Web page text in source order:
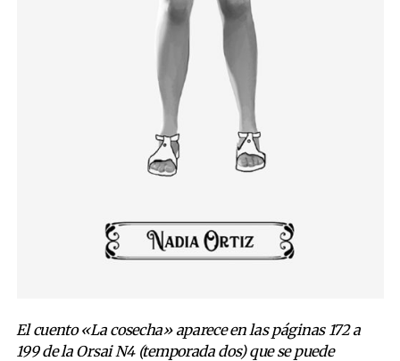
El cuento «La cosecha» aparece en las páginas 172 a
199 de la Orsai N4 (temporada dos) que se puede